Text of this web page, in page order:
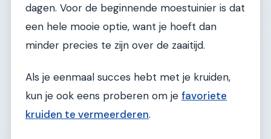
dagen. Voor de beginnende moestuinier is dat
een hele mooie optie, want je hoeft dan
minder precies te zijn over de zaaitijd.
Als je eenmaal succes hebt met je kruiden,
kun je ook eens proberen om je favoriete
kruiden te vermeerderen.